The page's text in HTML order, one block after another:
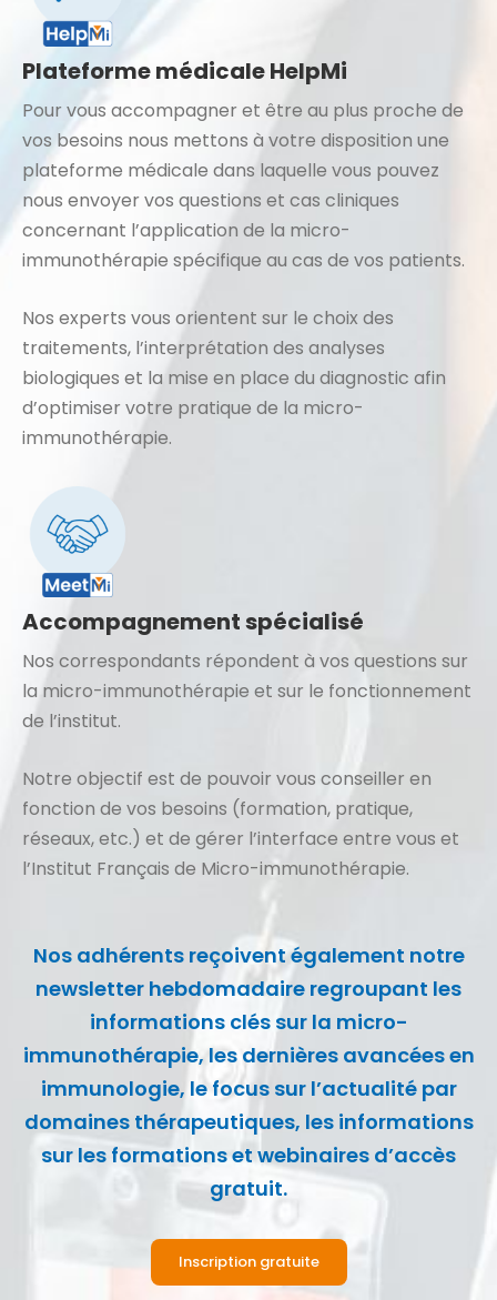
Plateforme médicale HelpMi
Pour vous accompagner et être au plus proche de
vos besoins nous mettons à votre disposition une
plateforme médicale dans laquelle vous pouvez
nous envoyer vos questions et cas cliniques
concernant l’application de la micro-
immunothérapie spécifique au cas de vos patients.
Nos experts vous orientent sur le choix des
traitements, l’interprétation des analyses
biologiques et la mise en place du diagnostic afin
d’optimiser votre pratique de la micro-
immunothérapie.
Accompagnement spécialisé
Nos correspondants répondent à vos questions sur
la micro-immunothérapie et sur le fonctionnement
de l’institut.
Notre objectif est de pouvoir vous conseiller en
fonction de vos besoins (formation, pratique,
réseaux, etc.) et de gérer l’interface entre vous et
l’Institut Français de Micro-immunothérapie.
Nos adhérents reçoivent également notre
newsletter hebdomadaire regroupant les
informations clés sur la micro-
immunothérapie, les dernières avancées en
immunologie, le focus sur l’actualité par
domaines thérapeutiques, les informations
sur les formations et webinaires d’accès
gratuit.
Inscription gratuite